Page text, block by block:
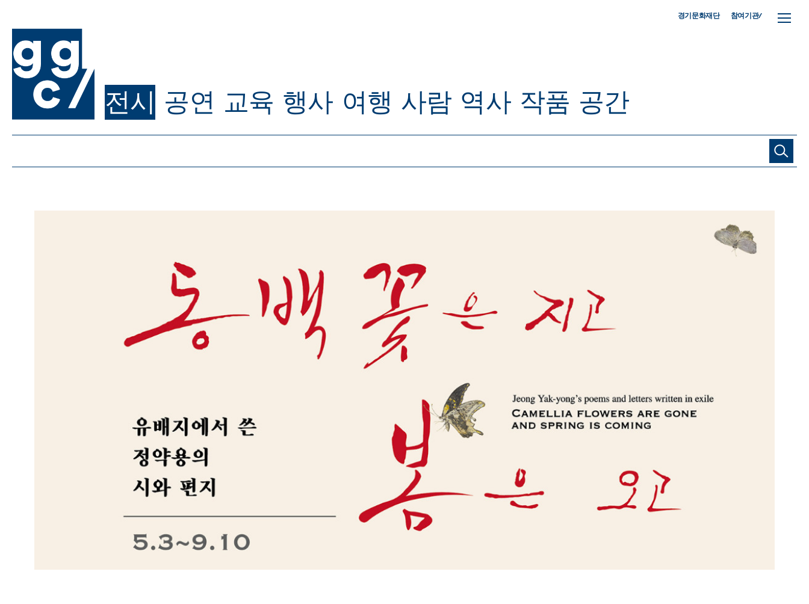
경기문화재단 참여기관/
전시 공연 교육 행사 여행 사람 역사 작품 공간